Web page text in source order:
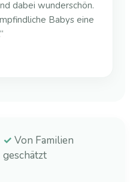
dabei wunderschön.
Babys eine
✓ Von Familien
geschätzt